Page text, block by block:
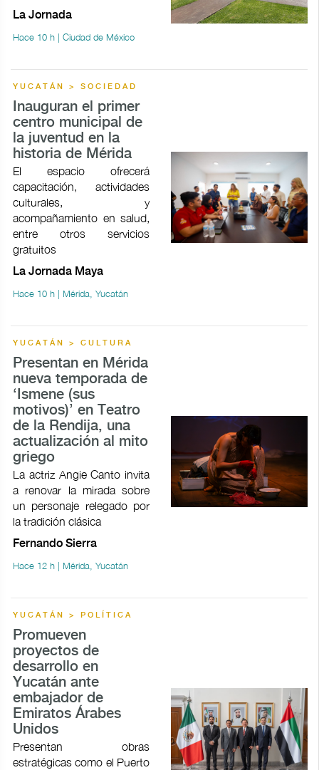
La Jornada
Hace 10 h | Ciudad de México
YUCATÁN > SOCIEDAD
Inauguran el primer
centro municipal de
la juventud en la
historia de Mérida
El espacio ofrecerá
capacitación, actividades
culturales, y
acompañamiento en salud,
entre otros servicios
gratuitos
La Jornada Maya
Hace 10 h | Mérida, Yucatán
YUCATÁN > CULTURA
Presentan en Mérida
nueva temporada de
‘Ismene (sus
motivos)’ en Teatro
de la Rendija, una
actualización al mito
griego
La actriz Angie Canto invita
a renovar la mirada sobre
un personaje relegado por
la tradición clásica
Fernando Sierra
Hace 12 h | Mérida, Yucatán
YUCATÁN > POLÍTICA
Promueven
proyectos de
desarrollo en
Yucatán ante
embajador de
Emiratos Árabes
Unidos
Presentan obras
estratégicas como el Puerto